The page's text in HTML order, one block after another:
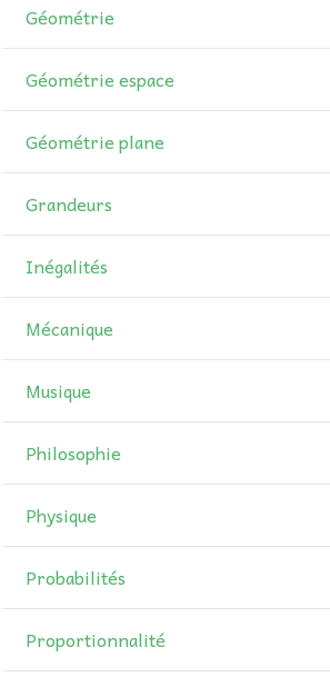
Géométrie
Géométrie espace
Géométrie plane
Grandeurs
Inégalités
Mécanique
Musique
Philosophie
Physique
Probabilités
Proportionnalité